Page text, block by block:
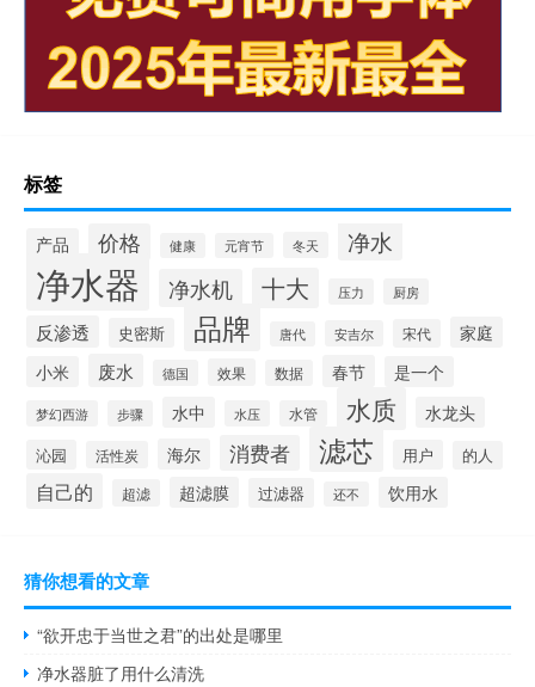
标签
产品 价格 健康 元宵节 冬天 净水
净水器 净水机 十大 压力 厨房
反渗透 史密斯 品牌 唐代 安吉尔 宋代
家庭
小米
废水 德国 效果 数据 春节 是一个
梦幻西游 步骤 水中 水压 水管 水质 水龙头
沁园 活性炭 海尔 消费者 滤芯 用户 的人
自己的 超滤 超滤膜 过滤器 还不 饮用水
猜你想看的文章
“欲开忠于当世之君”的出处是哪里
净水器脏了用什么清洗